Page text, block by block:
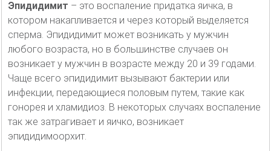
Эпидидимит – это воспаление придатка яичка, в
котором накапливается и через который выделяется
сперма. Эпидидимит может возникать у мужчин
любого возраста, но в большинстве случаев он
возникает у мужчин в возрасте между 20 и 39 годами.
Чаще всего эпидидимит вызывают бактерии или
инфекции, передающиеся половым путем, такие как
гонорея и хламидиоз. В некоторых случаях воспаление
так же затрагивает и яичко, возникает
эпидидимоорхит.